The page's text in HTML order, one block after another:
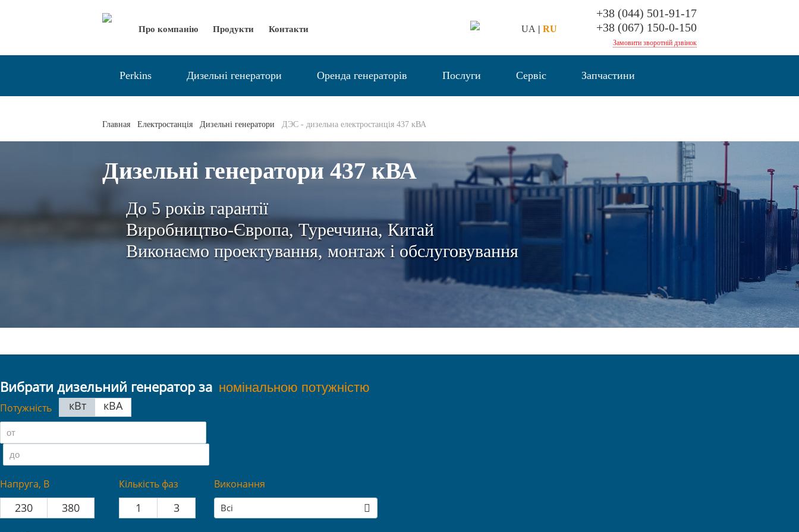
Про компанію Продукти Контакти UA | RU
+38 (044) 501-91-17
+38 (067) 150-0-150
Замовити зворотній дзвінок
Perkins Дизельні генератори Оренда генераторів Послуги Сервіс Запчастини
Главная Електростанція Дизельні генератори ДЭС - дизельна електростанція 437 кВА
Дизельні генератори 437 кВА
До 5 років гарантії
Виробництво-Європа, Туреччина, Китай
Виконаємо проектування, монтаж і обслуговування
Вибрати дизельний генератор за
Потужність кВт кВА
Напруга, В
230 380
Кількість фаз
1 3
Виконання
Всі